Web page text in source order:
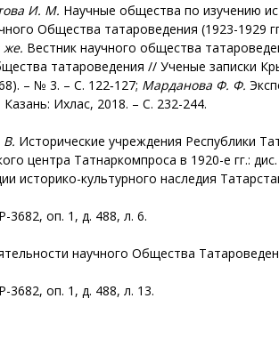
И. М. Научные общества по изучению
Общества татароведения (1923-1929
же. Вестник научного общества
татароведения // Ученые записки
– № 3. – C. 122‑127; Марданова Ф. Ф.
Ихлас, 2018. – С. 232-244.
В. Исторические учреждения Республики
центра Татнаркомпроса в 1920-е гг.:
историко-культурного наследия
3682, оп. 1, д. 488, л. 6.
научного Общества
3682, оп. 1, д. 488, л. 13.